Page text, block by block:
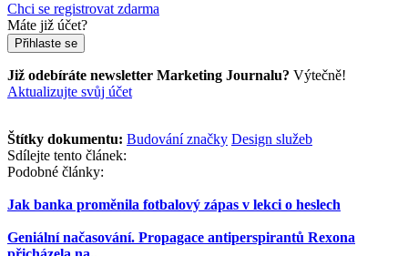
Chci se registrovat zdarma
Máte již účet?
Přihlaste se
Již odebíráte newsletter Marketing Journalu? Výtečně!
Aktualizujte svůj účet
Štítky dokumentu: Budování značky Design služeb
Sdílejte tento článek:
Podobné články:
Jak banka proměnila fotbalový zápas v lekci o heslech
Geniální načasování. Propagace antiperspirantů Rexona